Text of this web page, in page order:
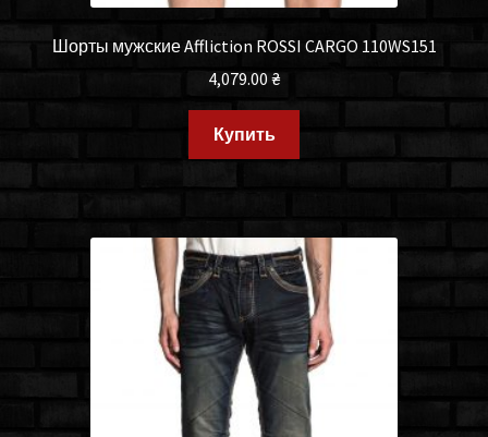
Шорты мужские Affliction ROSSI CARGO 110WS151
4,079.00₴
Купить